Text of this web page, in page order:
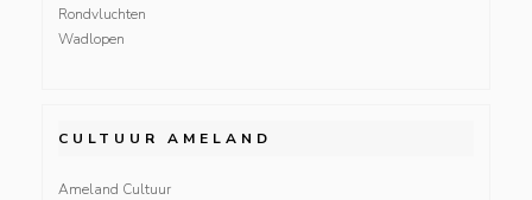
Rondvluchten
Wadlopen
CULTUUR AMELAND
Ameland Cultuur